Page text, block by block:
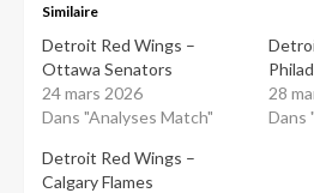
Similaire
Detroit Red Wings –
Ottawa Senators
24 mars 2026
Dans "Analyses Match"
28
Dans
Detroit Red Wings –
Calgary Flames